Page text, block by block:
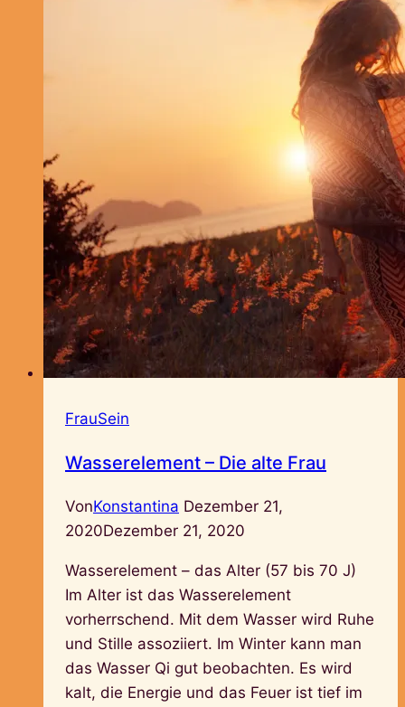
FrauSein
Wasserelement – Die alte Frau
VonKonstantina Dezember 21,
2020Dezember 21, 2020
Wasserelement – das Alter (57 bis 70 J)
Im Alter ist das Wasserelement
vorherrschend. Mit dem Wasser wird Ruhe
und Stille assoziiert. Im Winter kann man
das Wasser Qi gut beobachten. Es wird
kalt, die Energie und das Feuer ist tief im